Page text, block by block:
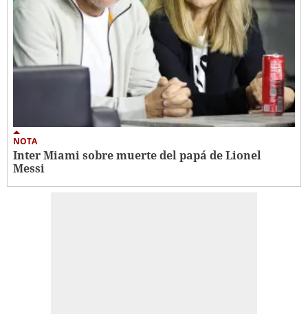
NOTA
Inter Miami sobre muerte del papá de Lionel
Messi